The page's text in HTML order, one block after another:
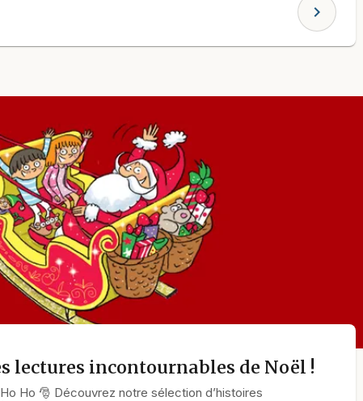
chevron_right
lectures incontournables de Noël !
Ho 🎅 Découvrez notre sélection d’histoires